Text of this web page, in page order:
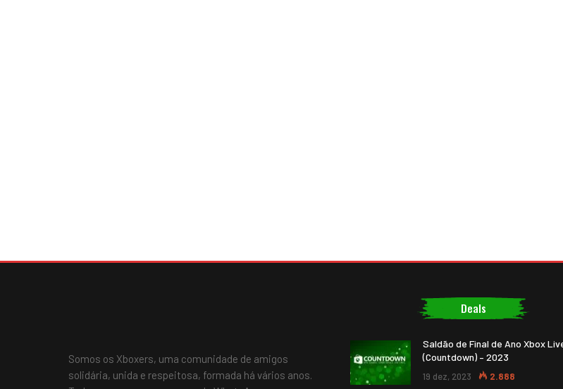
Somos os Xboxers, uma comunidade de amigos
solidária, unida e respeitosa, formada há vários anos.
Deals
Saldão de Final de Ano Xbox
(Countdown) – 2023
19 dez, 2023 2.888